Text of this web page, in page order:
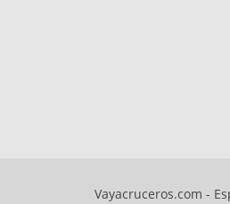
Vayacruceros.com -